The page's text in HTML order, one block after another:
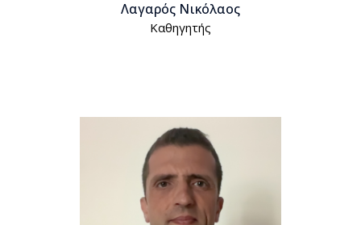
Λαγαρός Νικόλαος
Kαθηγητής